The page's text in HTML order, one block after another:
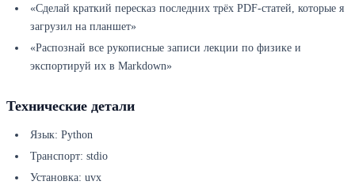
«Сделай краткий пересказ последних трёх PDF-статей, которые я
загрузил на планшет»
«Распознай все рукописные записи лекции по физике и
экспортируй их в Markdown»
Технические детали
Язык: Python
Транспорт: stdio
Установка: uvx